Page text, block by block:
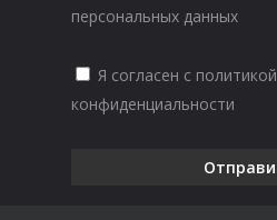
персональных данных
Я согласен с политикой
конфиденциальности